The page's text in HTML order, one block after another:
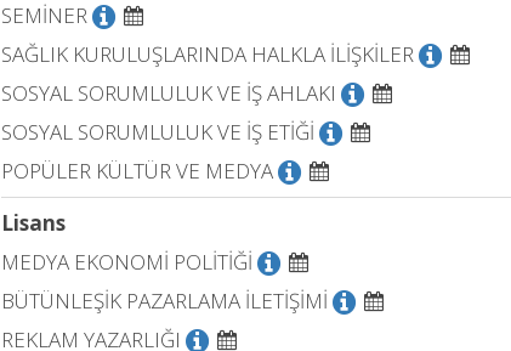
SEMİNER
SAĞLIK KURULUŞLARINDA HALKLA İLİŞKİLER
SOSYAL SORUMLULUK VE İŞ AHLAKI
SOSYAL SORUMLULUK VE İŞ ETİĞİ
POPÜLER KÜLTÜR VE MEDYA
Lisans
MEDYA EKONOMİ POLİTİĞİ
BÜTÜNLEŞİK PAZARLAMA İLETİŞİMİ
REKLAM YAZARLIĞI